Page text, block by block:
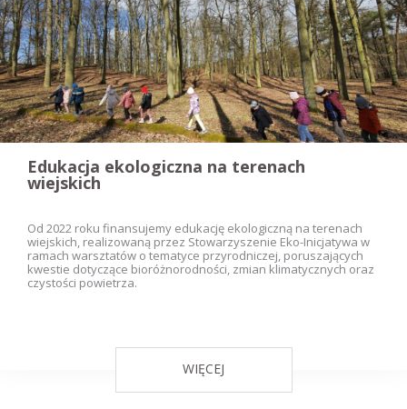
Edukacja ekologiczna na terenach
wiejskich
Od 2022 roku finansujemy edukację ekologiczną na terenach
wiejskich, realizowaną przez Stowarzyszenie Eko-Inicjatywa w
ramach warsztatów o tematyce przyrodniczej, poruszających
kwestie dotyczące bioróżnorodności, zmian klimatycznych oraz
czystości powietrza.
WIĘCEJ